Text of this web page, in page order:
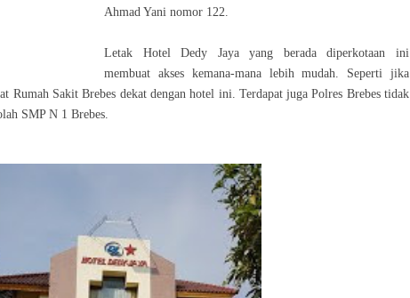
Ahmad Yani nomor 122.
Letak Hotel Dedy Jaya yang berada diperkotaan ini
membuat akses kemana-mana lebih mudah. Seperti jika
Rumah Sakit Brebes dekat dengan hotel ini. Terdapat juga Polres Brebes tidak
SMP N 1 Brebes.